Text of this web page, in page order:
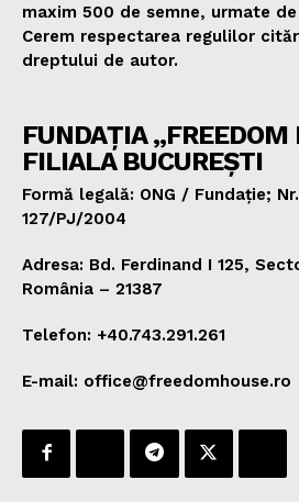
maxim 500 de semne, urmate
Cerem respectarea regulilor
dreptului de autor.
FUNDAȚIA
FILIALA BUCUREȘTI
Formă legală: ONG / Fundație;
127/PJ/2004
Adresa: Bd. Ferdinand I 125,
România – 21387
Telefon: +40.743.291.261
E-mail: office@freedomhouse.ro